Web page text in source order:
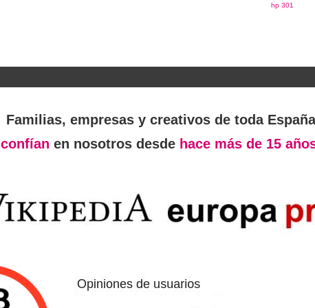
hp 301
Familias, empresas y creativos de toda España
confían en nosotros desde hace más de 15